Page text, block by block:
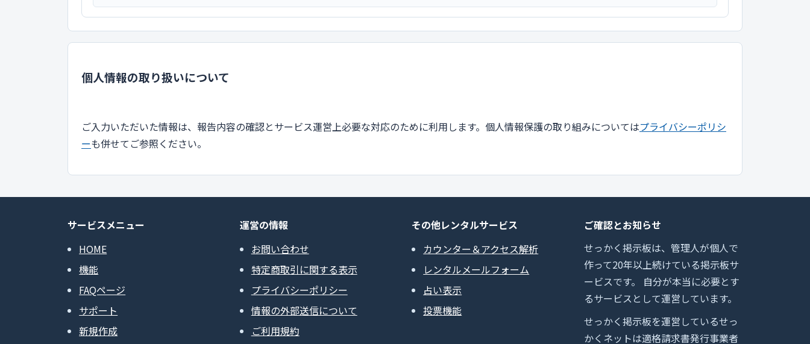
個人情報の取り扱いについて
ご入力いただいた情報は、報告内容の確認とサービス運営上必要な対応のために利用します。個人情報保護の取り組みについてはプライバシーポリシ
ーも併せてご参照ください。
サービスメニュー
HOME
機能
FAQページ
サポート
新規作成
運営の情報
お問い合わせ
特定商取引に関する表示
プライバシーポリシー
情報の外部送信について
ご利用規約
その他レンタルサービス
カウンター＆アクセス解析
レンタルメールフォーム
占い表示
投票機能
ご確認とお知らせ
せっかく掲示板は、管理人が個人で
作って20年以上続けている掲示板サ
ービスです。 自分が本当に必要とす
るサービスとして運営しています。
せっかく掲示板を運営しているせっ
かくネットは適格請求書発行事業者